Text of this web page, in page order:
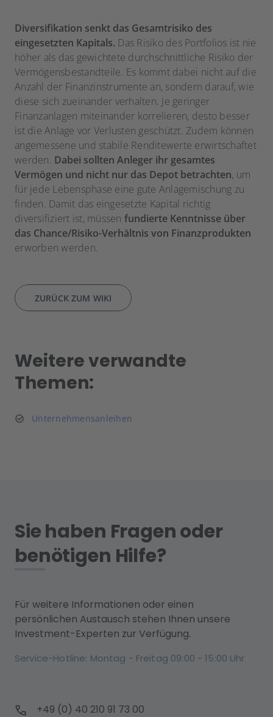
Diversifikation senkt das Gesamtrisiko des
eingesetzten Kapitals. Das Risiko des Portfolios ist nie
höher als das gewichtete durchschnittliche Risiko der
Vermögensbestandteile. Es kommt dabei nicht auf die
Anzahl der Finanzinstrumente an, sondern darauf, wie
diese sich zueinander verhalten. Je geringer
Finanzanlagen miteinander korrelieren, desto besser
ist die Anlage vor Verlusten geschützt. Zudem können
angemessene und stabile Renditewerte erwirtschaftet
werden. Dabei sollten Anleger ihr gesamtes
Vermögen und nicht nur das Depot betrachten, um
für jede Lebensphase eine gute Anlagemischung zu
finden. Damit das eingesetzte Kapital richtig
diversifiziert ist, müssen fundierte Kenntnisse über
das Chance/Risiko-Verhältnis von Finanzprodukten
erworben werden.
ZURÜCK ZUM WIKI
Weitere verwandte
Themen:
Unternehmensanleihen
Sie haben Fragen oder
benötigen Hilfe?
Für weitere Informationen oder einen
persönlichen Austausch stehen Ihnen unsere
Investment-Experten zur Verfügung.
Service-Hotline: Montag - Freitag 09:00 - 15:00 Uhr
+49 (0) 40 210 91 73 00